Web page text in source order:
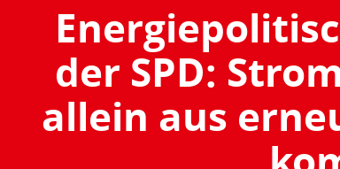
der SPD:
allein aus